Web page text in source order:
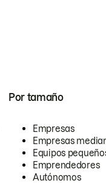
Por tamaño
Empresas
Empresas
Equipos
Emprendedores
Autónomos